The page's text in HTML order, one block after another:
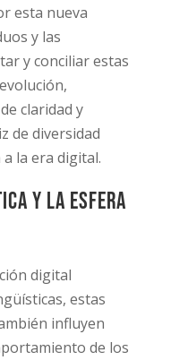
esta nueva
y las
y conciliar estas
claridad y
de diversidad
la era digital.
y la esfera
digital
estas
influyen
de los